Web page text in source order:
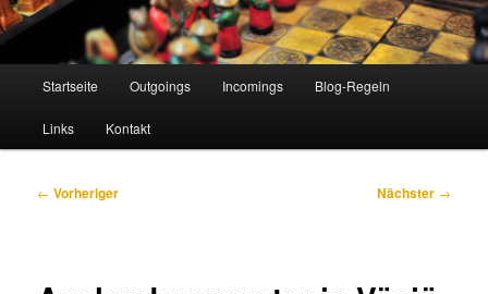
Startseite Outgoings Incomings Blog-Regeln
Links Kontakt
Beitragsnavigation
← Vorheriger Nächster →